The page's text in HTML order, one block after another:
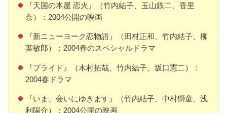
『天国の本屋 恋火』（竹内結子、玉山鉄二、香里
奈）：2004公開の映画
『新ニューヨーク恋物語』（田村正和、竹内結子、柳
葉敏郎）：2004春のスペシャルドラマ
『プライド』（木村拓哉、竹内結子、坂口憲二）：
2004春ドラマ
『いま、会いにゆきます』（竹内結子、中村獅童、浅
利陽介）：2004公開の映画